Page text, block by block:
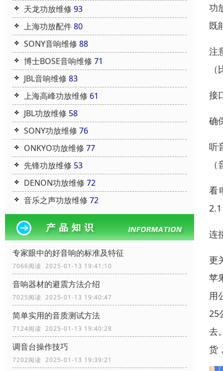
天龙功放维修 93
上海功放配件80
SONY音响维修 88
博士BOSE音响维修 71
JBL音响维修 83
上海高峰功放维修 61
JBL功放维修 58
SONY功放维修 76
ONKYO功放维修 77
先锋功放维修 53
DENON功放维修 72
音乐之声功放维修 72
专家眼中的好音响的标准及特征
7066阅读 2025-01-13 19:41:10
音响器材的避震方法介绍
7025阅读 2025-01-13 19:40:47
简单实用的音质测试方法
7124阅读 2025-01-13 19:40:28
调音台操作技巧
7202阅读 2025-01-13 19:39:21
功
既
注
接
确
听
看
连
更
苹
用
25
去
货